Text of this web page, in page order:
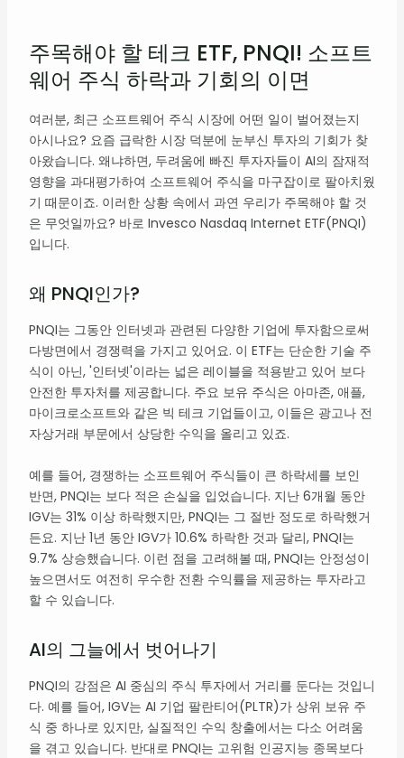
주목해야 할 테크 ETF, PNQI! 소프트
웨어 주식 하락과 기회의 이면
여러분, 최근 소프트웨어 주식 시장에 어떤 일이 벌어졌는지
아시나요? 요즘 급락한 시장 덕분에 눈부신 투자의 기회가 찾
아왔습니다. 왜냐하면, 두려움에 빠진 투자자들이 AI의 잠재적
영향을 과대평가하여 소프트웨어 주식을 마구잡이로 팔아치웠
기 때문이죠. 이러한 상황 속에서 과연 우리가 주목해야 할 것
은 무엇일까요? 바로 Invesco Nasdaq Internet ETF(PNQI)
입니다.
왜 PNQI인가?
PNQI는 그동안 인터넷과 관련된 다양한 기업에 투자함으로써
다방면에서 경쟁력을 가지고 있어요. 이 ETF는 단순한 기술 주
식이 아닌, '인터넷'이라는 넓은 레이블을 적용받고 있어 보다
안전한 투자처를 제공합니다. 주요 보유 주식은 아마존, 애플,
마이크로소프트와 같은 빅 테크 기업들이고, 이들은 광고나 전
자상거래 부문에서 상당한 수익을 올리고 있죠.
예를 들어, 경쟁하는 소프트웨어 주식들이 큰 하락세를 보인
반면, PNQI는 보다 적은 손실을 입었습니다. 지난 6개월 동안
IGV는 31% 이상 하락했지만, PNQI는 그 절반 정도로 하락했거
든요. 지난 1년 동안 IGV가 10.6% 하락한 것과 달리, PNQI는
9.7% 상승했습니다. 이런 점을 고려해볼 때, PNQI는 안정성이
높으면서도 여전히 우수한 전환 수익률을 제공하는 투자라고
할 수 있습니다.
AI의 그늘에서 벗어나기
PNQI의 강점은 AI 중심의 주식 투자에서 거리를 둔다는 것입니
다. 예를 들어, IGV는 AI 기업 팔란티어(PLTR)가 상위 보유 주
식 중 하나로 있지만, 실질적인 수익 창출에서는 다소 어려움
을 겪고 있습니다. 반대로 PNQI는 고위험 인공지능 종목보다